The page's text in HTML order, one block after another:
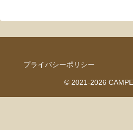
プライバシーポリシー
© 2021-2026